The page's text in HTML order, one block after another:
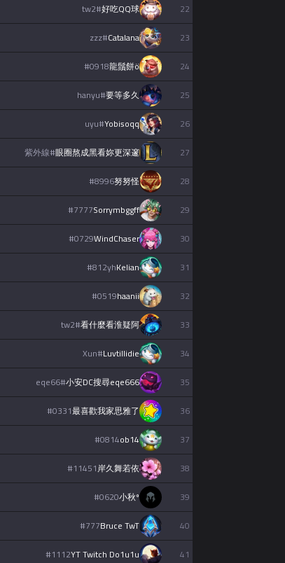
22
好吃QQ球
#
tw2
23
Catalana
#
zzz
24
龍鬚餅ö
#0918
25
要等多久
#
hanyu
26
Yobisoqq
#
uyu
27
眼圈熬成黑看妳更深邃
#
紫外線
28
努努怪
#8996
29
Sorrymbggff
#7777
30
WindChaser
#0729
31
Kelian
#812yh
32
haanii
#0519
33
看什麼看淮疑阿
#
tw2
34
Luvtillidie
#
Xun
35
小安DC搜尋eqe666
#
eqe66
36
最喜歡我家思雅了
#0331
37
ob14
#0814
38
岸久舞若依
#11451
39
小秋º
#0620
40
Bruce TwT
#777
41
YT Twitch Do1u1u
#1112